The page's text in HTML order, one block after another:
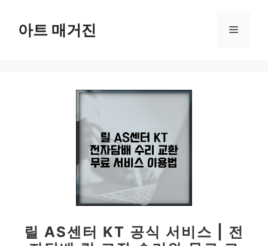
아트 매거진 메
릴 AS센터 KT 공식 서비스 | 전